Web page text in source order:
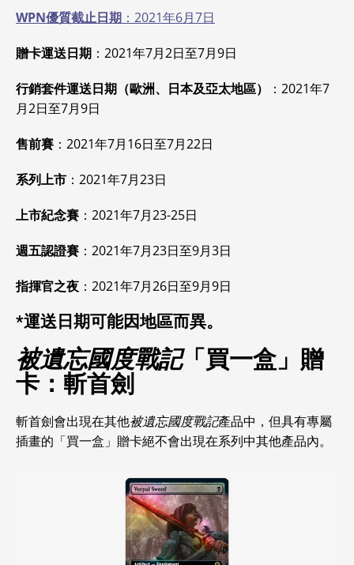
WPN優質截止日期 ：2021年6月7日
贈卡運送日期 ：2021年7月2日至7月9日
行銷套件運送日期（歐洲、日本及亞太地區）
：2021年7
月2日至7月9日
售前賽 ：2021年7月16日至7月22日
系列上市 ：2021年7月23日
上市紀念賽 ：2021年7月23-25日
週五認證賽 ：2021年7月23日至9月3日
指揮官之夜 ：2021年7月26日至9月9日
*運送日期可能因地區而異。
被遺忘國度戰記「買一盒」贈
卡：斬首劍
斬首劍會出現在其他被遺忘國度戰記產品中，但具有專屬
插畫的「買一盒」贈卡絕不會出現在系列中其他產品內。